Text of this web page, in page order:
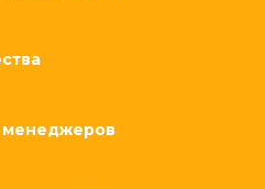
менеджеров